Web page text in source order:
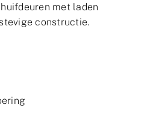
met laden
constructie.